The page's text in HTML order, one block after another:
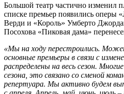
Большой театр частично изменил
списке премьер появились оперы
Верди и «Король» Умберто
Посохова «Пиковая дама»
«Мы на ходу перестроились.
основные премьеры в связи с
распределены на весь сезон.
сезона, это связано со сменой
репертуара. Мы активно будем